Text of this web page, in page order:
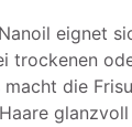
eignet
trockenen
die